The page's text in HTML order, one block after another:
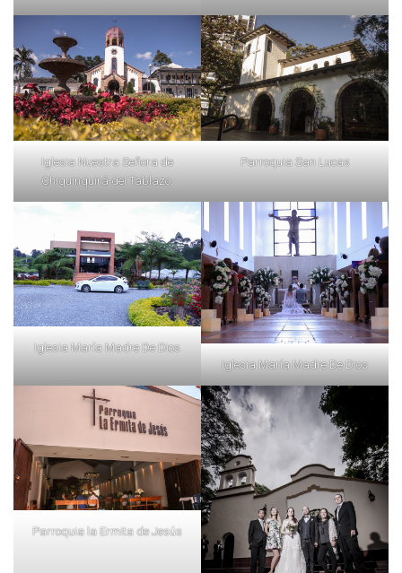
Iglesia Nuestra Señora de
Chiquinquirá del Tablazo.
Parroquia San Lucas
Iglesia María Madre De Dios
Iglesia María Madre De Dios
Parroquia la Ermita de Jesús